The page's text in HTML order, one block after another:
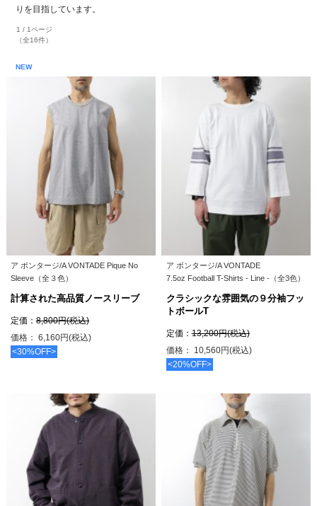
りを目指しています。
1 / 1ページ
（全16件）
NEW
ア ボンタージ/A VONTADE Pique No
Sleeve（全３色）
計算された高品質ノースリーブ
定価：8,800円(税込)
価格： 6,160円(税込)
<30%OFF>
ア ボンタージ/A VONTADE
7.5oz Football T-Shirts - Line -（全3色）
クラシックな雰囲気の９分袖フッ
トボールT
定価：13,200円(税込)
価格： 10,560円(税込)
<20%OFF>